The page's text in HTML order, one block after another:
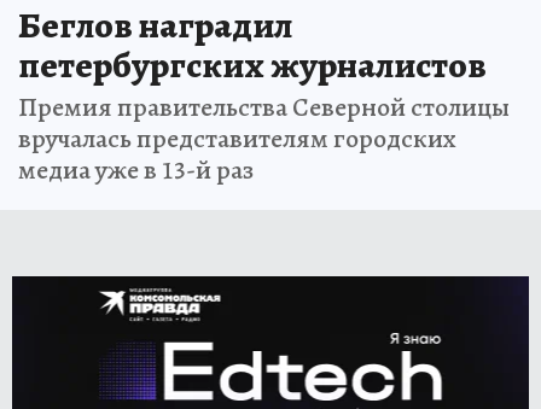
Беглов наградил
петербургских журналистов
Премия правительства Северной столицы
вручалась представителям городских
медиа уже в 13-й раз